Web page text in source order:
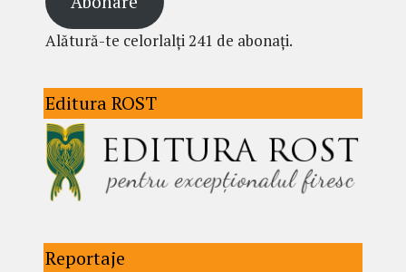
Alătură-te celorlalți 241 de abonați.
Editura ROST
Reportaje